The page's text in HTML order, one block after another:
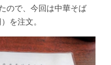
ので、今回は中華そば
を注文。